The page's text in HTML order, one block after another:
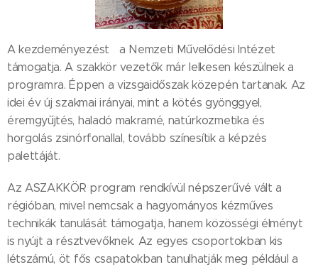
A kezdeményezést a Nemzeti Művelődési Intézet
támogatja. A szakkör vezetők már lelkesen készülnek a
programra. Éppen a vizsgaidőszak közepén tartanak. Az
idei év új szakmai irányai, mint a kötés gyönggyel,
éremgyűjtés, haladó makramé, natúrkozmetika és
horgolás zsinórfonallal, tovább színesítik a képzés
palettáját.
Az ASZAKKÖR program rendkívül népszerűvé vált a
régióban, mivel nemcsak a hagyományos kézműves
technikák tanulását támogatja, hanem közösségi élményt
is nyújt a résztvevőknek. Az egyes csoportokban kis
létszámú, öt fős csapatokban tanulhatják meg például a